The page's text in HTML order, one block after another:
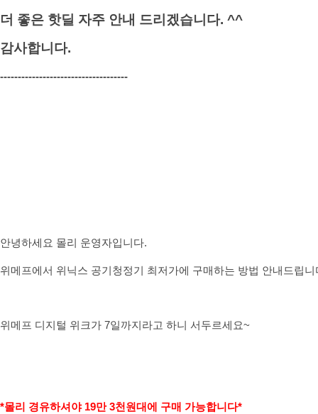
더 좋은 핫딜 자주 안내 드리겠습니다. ^^
감사합니다.
------------------------------------
안녕하세요 몰리 운영자입니다.
위메프에서 위닉스 공기청정기 최저 가에 구매하는 방법 안내드립니
위메프 디지털 위크가 7일까지라고 하니 서두르세요~
*몰리 경유하셔야 19만 3천원대에 구매 가능합니다*